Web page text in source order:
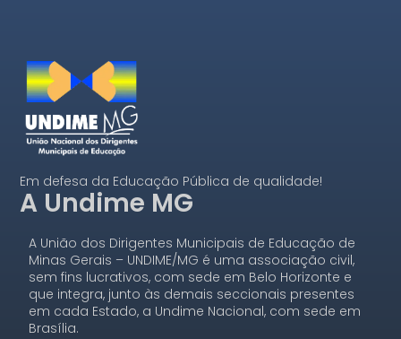
Em defesa da Educação Pública de qualidade!
A Undime MG
A União dos Dirigentes Municipais de Educação de
Minas Gerais – UNDIME/MG é uma associação civil,
sem fins lucrativos, com sede em Belo Horizonte e
que integra, junto às demais seccionais presentes
em cada Estado, a Undime Nacional, com sede em
Brasília.